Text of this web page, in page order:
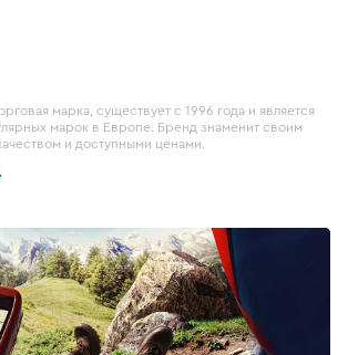
марка, существует с 1996 года и является
марок в Европе. Бренд знаменит своим
и доступными ценами.